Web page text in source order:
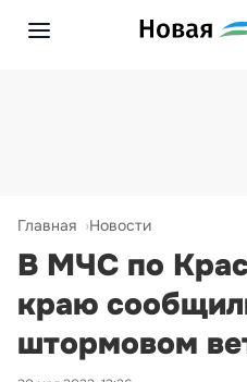
Главная Новости
В МЧС по
краю
штормовом